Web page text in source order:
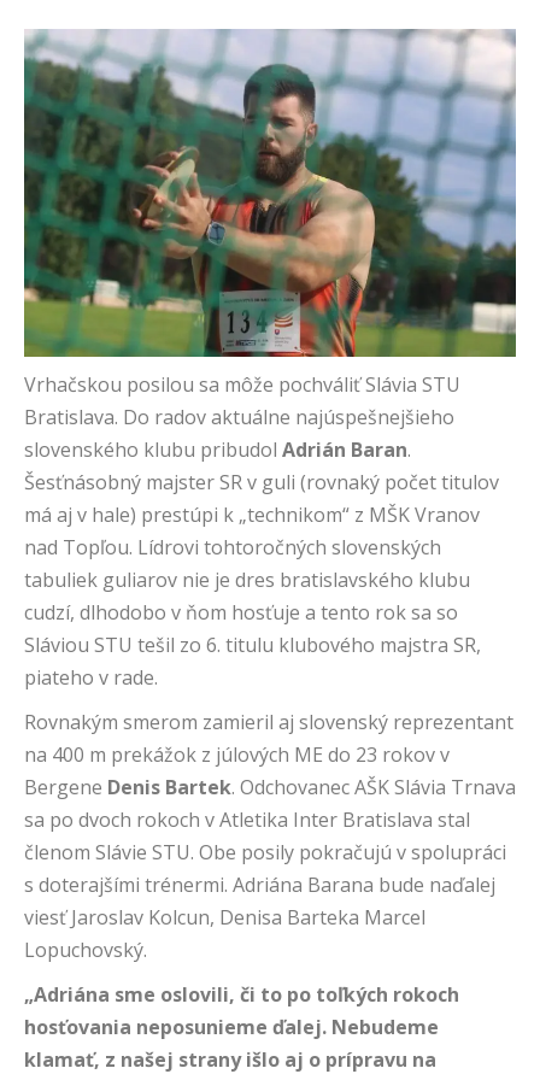
Vrhačskou posilou sa môže pochváliť Slávia STU
Bratislava. Do radov aktuálne najúspešnejšieho
slovenského klubu pribudol Adrián Baran.
Šesťnásobný majster SR v guli (rovnaký počet titulov
má aj v hale) prestúpi k „technikom“ z MŠK Vranov
nad Topľou. Lídrovi tohtoročných slovenských
tabuliek guliarov nie je dres bratislavského klubu
cudzí, dlhodobo v ňom hosťuje a tento rok sa so
Sláviou STU tešil zo 6. titulu klubového majstra SR,
piateho v rade.
Rovnakým smerom zamieril aj slovenský reprezentant
na 400 m prekážok z júlových ME do 23 rokov v
Bergene Denis Bartek. Odchovanec AŠK Slávia Trnava
sa po dvoch rokoch v Atletika Inter Bratislava stal
členom Slávie STU. Obe posily pokračujú v spolupráci
s doterajšími trénermi. Adriána Barana bude naďalej
viesť Jaroslav Kolcun, Denisa Barteka Marcel
Lopuchovský.
„Adriána sme oslovili, či to po toľkých rokoch
hosťovania neposunieme ďalej. Nebudeme
klamať, z našej strany išlo aj o prípravu na